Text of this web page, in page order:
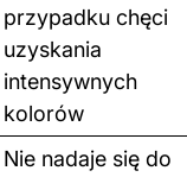
przypadku chęci
uzyskania
intensywnych
kolorów
Nie nadaje się do